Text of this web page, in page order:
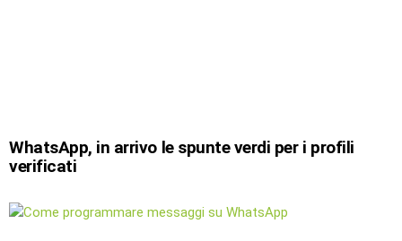
WhatsApp, in arrivo le spunte verdi per i profili
verificati